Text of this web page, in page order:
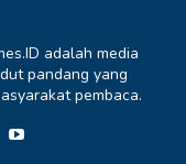
adalah media
pandang yang
pembaca.